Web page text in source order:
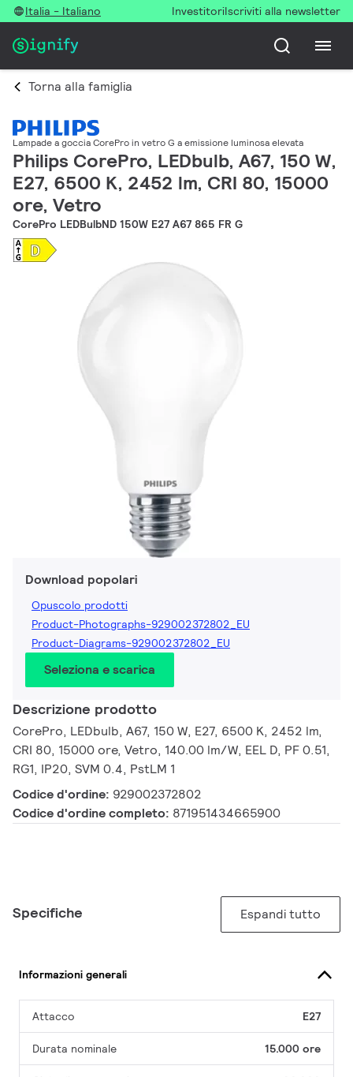
Italia - Italiano InvestitoriIscriviti alla newsletter
Torna alla famiglia
Lampade a goccia CorePro in vetro G a emissione luminosa elevata
Philips CorePro, LEDbulb, A67, 150 W,
E27, 6500 K, 2452 lm, CRI 80, 15000
ore, Vetro
CorePro LEDBulbND 150W E27 A67 865 FR G
Download popolari
Opuscolo prodotti
Product-Photographs-929002372802_EU
Product-Diagrams-929002372802_EU
Seleziona e scarica
Descrizione prodotto
CorePro, LEDbulb, A67, 150 W, E27, 6500 K, 2452 lm,
CRI 80, 15000 ore, Vetro, 140.00 lm/W, EEL D, PF 0.51,
RG1, IP20, SVM 0.4, PstLM 1
Codice d'ordine: 929002372802
Codice d'ordine completo: 871951434665900
Specifiche Espandi tutto
Informazioni generali
Attacco E27
Durata nominale 15.000 ore